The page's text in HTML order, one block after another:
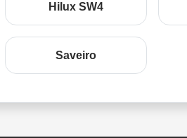
Hilux SW4
Saveiro